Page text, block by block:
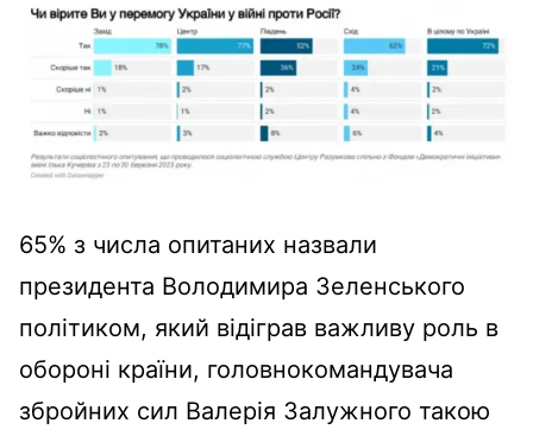
65% з числа опитаних назвали
президента Володимира Зеленського
політиком, який відіграв важливу роль в
обороні країни, головнокомандувача
збройних сил Валерія Залужного такою